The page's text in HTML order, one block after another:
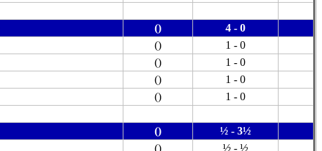
()
4 - 0
()
1 - 0
()
1 - 0
()
1 - 0
() 1 - 0
()
½ - 3½
()
½ - ½